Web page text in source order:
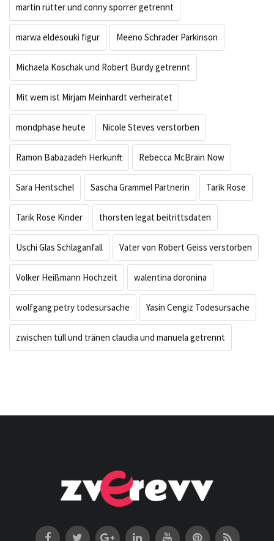
martin rütter und conny sporrer getrennt
marwa eldesouki figur Meeno Schrader Parkinson
Michaela Koschak und Robert Burdy getrennt
Mit wem ist Mirjam Meinhardt verheiratet
mondphase heute Nicole Steves verstorben
Ramon Babazadeh Herkunft Rebecca McBrain Now
Sara Hentschel Sascha Grammel Partnerin Tarik Rose
Tarik Rose Kinder thorsten legat beitrittsdaten
Uschi Glas Schlaganfall Vater von Robert Geiss verstorben
Volker Heißmann Hochzeit walentina doronina
wolfgang petry todesursache Yasin Cengiz Todesursache
zwischen tüll und tränen claudia und manuela getrennt